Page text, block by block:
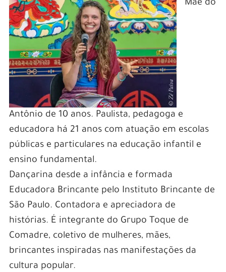
Mãe do
Antônio de 10 anos. Paulista, pedagoga e
educadora há 21 anos com atuação em escolas
públicas e particulares na educação infantil e
ensino fundamental.
Dançarina desde a infância e formada
Educadora Brincante pelo Instituto Brincante de
São Paulo. Contadora e apreciadora de
histórias. É integrante do Grupo Toque de
Comadre, coletivo de mulheres, mães,
brincantes inspiradas nas manifestações da
cultura popular.